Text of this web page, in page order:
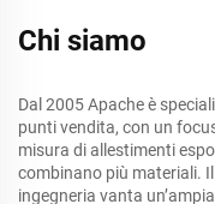
Chi siamo
Dal 2005 Apache è
punti vendita, con un
misura di allestimenti
combinano più materiali.
ingegneria vanta